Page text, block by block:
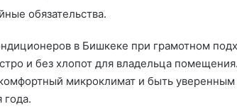
обязательства.
в Бишкеке при грамотном
и без хлопот для владельца
микроклимат и быть уверенным